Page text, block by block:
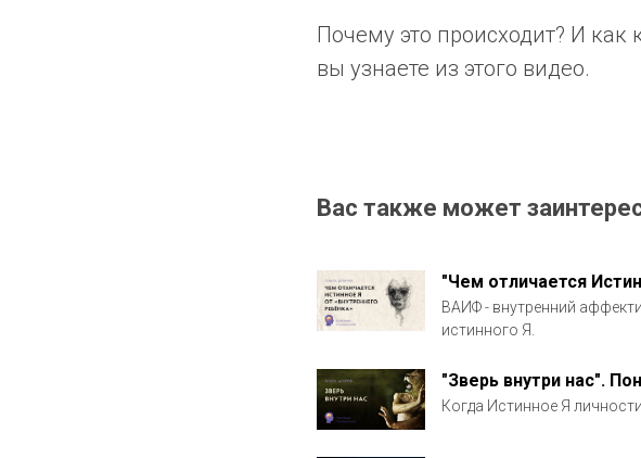
Почему это происходит? И
вы узнаете из этого видео.
Вас также может
"Чем отличается
ВАИФ - внутренний
истинного Я.
"Зверь внутри нас".
Когда Истинное Я